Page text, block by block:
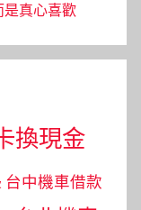
是真心喜歡
換現金
台中機車借款